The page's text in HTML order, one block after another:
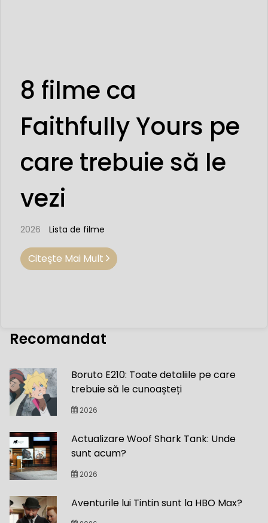
8 filme ca
Faithfully Yours pe
care trebuie să le
vezi
2026 Lista de filme
Citeşte Mai Mult
Recomandat
Boruto E210: Toate detaliile pe care
trebuie să le cunoașteți
2026
Actualizare Woof Shark Tank: Unde
sunt acum?
2026
Aventurile lui Tintin sunt la HBO Max?